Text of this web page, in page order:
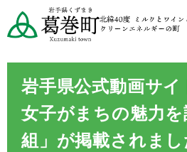
岩手県公式動画サ
女子がまちの魅力
組」が掲載されまし